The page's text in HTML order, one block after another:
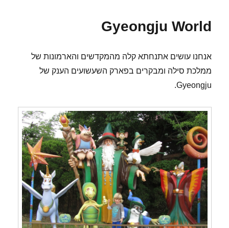
Gyeongju World
אנחנו עושים אתנחתא קלה מהמקדשים והארמונות של
ממלכת סילה ומבקרים בפארק השעשועים הענק של
Gyeongju.